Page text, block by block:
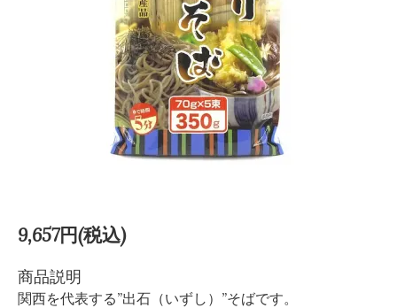
9,657円(税込)
商品説明
関西を代表する”出石（いずし）”そばです。